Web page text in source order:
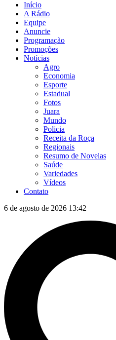
Início
A Rádio
Equipe
Anuncie
Programação
Promoções
Notícias
Agro
Economia
Esporte
Estadual
Fotos
Juara
Mundo
Policia
Receita da Roça
Regionais
Resumo de Novelas
Saúde
Variedades
Vídeos
Contato
6 de agosto de 2026 13:42